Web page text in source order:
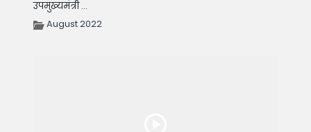
उपमुख्यमंत्री ...
August 2022